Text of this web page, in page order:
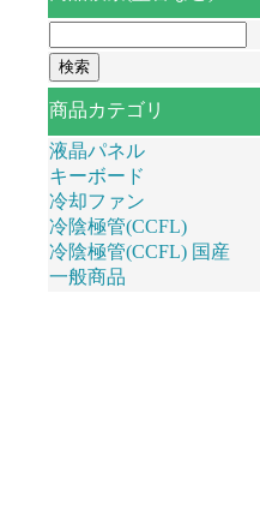
商品カテゴリ
液晶パネル
キーボード
冷却ファン
冷陰極管(CCFL)
冷陰極管(CCFL) 国産
一般商品